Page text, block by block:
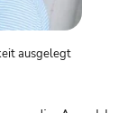
ausgelegt